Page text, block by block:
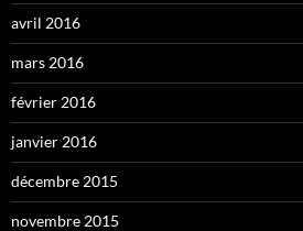
avril 2016
mars 2016
février 2016
janvier 2016
décembre 2015
novembre 2015